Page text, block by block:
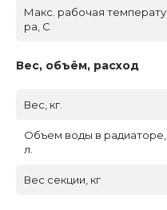
Макс. рабочая температу
ра, C
Вес, объём, расход
Вес, кг.
Объем воды в радиаторе,
л.
Вес секции, кг